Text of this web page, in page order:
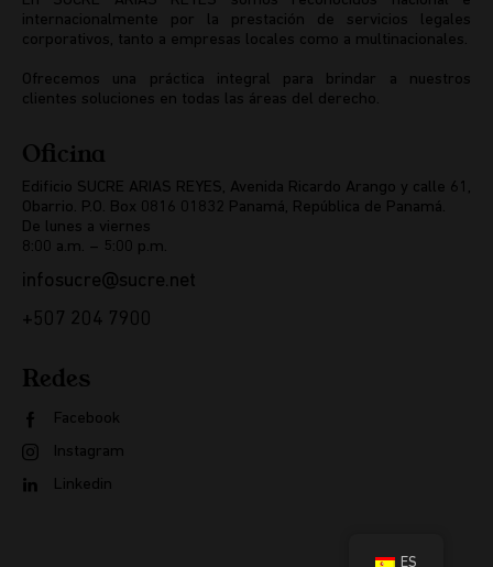
internacionalmente por la prestación de servicios legales
corporativos, tanto a empresas locales como a multinacionales.
Ofrecemos una práctica integral para brindar a nuestros
clientes soluciones en todas las áreas del derecho.
Oficina
Edificio SUCRE ARIAS REYES, Avenida Ricardo Arango y calle 61,
Obarrio. P.O. Box 0816 01832 Panamá, República de Panamá.
De lunes a viernes
8:00 a.m. – 5:00 p.m.
infosucre@sucre.net
+507 204 7900
Redes
Facebook
Instagram
Linkedin
ES